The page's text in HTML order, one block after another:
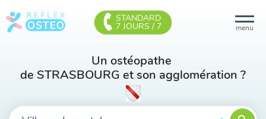
menu
STANDARD
7 JOURS / 7
Un ostéopathe
de STRASBOURG et son agglomération ?